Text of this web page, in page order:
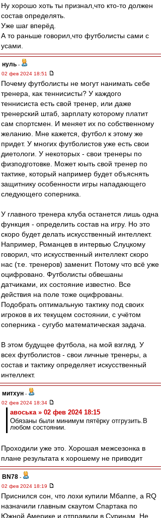
Ну хорошо хоть ты признал,что кто-то должен
состав определять.
Уже шаг вперёд.
А то раньше говорил,что футболисты сами с
усами.
нуль -
02 фев 2024 18:51
Почему футболисты не могут нанимать себе
тренера, как теннисисты? У каждого
теннисиста есть свой тренер, или даже
тренерский штаб, зарплату которому платит
сам спортсмен. И меняет их по собственному
желанию. Мне кажется, футбол к этому же
придет. У многих футболистов уже есть свои
диетологи. У некоторых - свои тренеры по
физподготовке. Может юыть свой тренер по
тактике, который например будет объяснять
защитнику особенности игры нападающего
следующего соперника.
У главного тренера клуба останется лишь одна
функция - определить состав на игру. Но это
скоро будет делать искусственный интеллект.
Например, Романцев в интервью Слуцкому
говорил, что искусственный интеллект скоро
нас (т.е. тренеров) заменит. Потому что всё уже
оцифровано. Футболисты обвешаны
датчиками, их состояние известно. Все
действия на поле тоже оцифрованы.
Подобрать оптимальную тактику под своих
игроков в их текущем состоянии, с учётом
соперника - сугубо математическая задача.
В этом будущее футбола, на мой взгляд. У
всех футболистов - свои личные тренеры, а
состав и тактику определяет искусственный
интеллект.
митхун -
02 фев 2024 18:34
авоська » 02 фев 2024 18:15
Обязаны были минимум пятёрку отгрузить.В
любом состоянии.
Проходили уже это. Хорошая межсезонка в
плане результата к хорошему не приводит
BN78 -
02 фев 2024 18:19
Приснился сон, что лохи купили Мбаппе, а RQ
назначили главным скаутом Спартака по
Южной Америке и отправили в Суринам. Не